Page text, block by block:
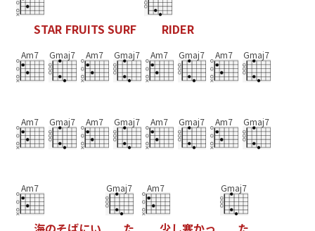
STAR FRUITS SURF RIDER
Am7 Gmaj7 Am7 Gmaj7 Am7 Gmaj7 Am7 Gmaj7
Am7 Gmaj7 Am7 Gmaj7 Am7 Gmaj7 Am7 Gmaj7
Am7 Gmaj7 Am7 Gmaj7